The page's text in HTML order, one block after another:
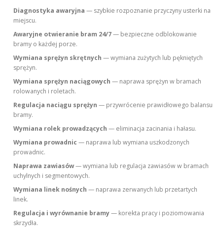
Diagnostyka awaryjna — szybkie rozpoznanie przyczyny usterki na
miejscu.
Awaryjne otwieranie bram 24/7— bezpieczne odblokowanie
bramy o każdej porze.
Wymiana sprężyn skrętnych — wymiana zużytych lub pękniętych
sprężyn.
Wymiana sprężyn naciągowych — naprawa sprężyn w bramach
rolowanych i roletach.
Regulacja naciągu sprężyn — przywrócenie prawidłowego balansu
bramy.
Wymiana rolek prowadzących — eliminacja zacinania i hałasu.
Wymiana prowadnic — naprawa lub wymiana uszkodzonych
prowadnic.
Naprawa zawiasów— wymiana lub regulacja zawiasów w bramach
uchylnych i segmentowych.
Wymiana linek nośnych — naprawa zerwanych lub przetartych
linek.
Regulacja i wyrównanie bramy— korekta pracy i poziomowania
skrzydła.